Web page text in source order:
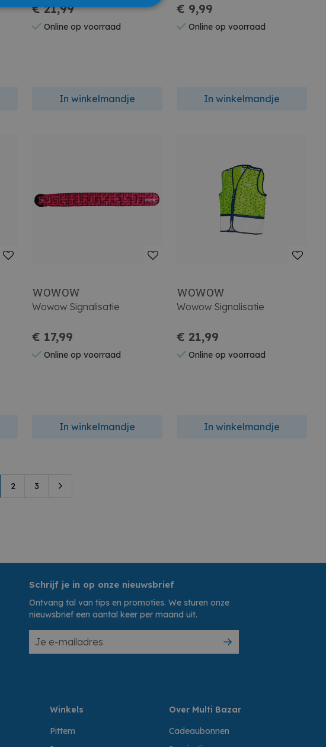
€ 21,99
Online op voorraad
In winkelmandje
€ 9,99
Online op voorraad
In winkelmandje
WOWOW
Wowow Signalisatie
€ 17,99
Online op voorraad
In winkelmandje
WOWOW
Wowow Signalisatie
€ 21,99
Online op voorraad
In winkelmandje
2 3
Schrijf je in op onze nieuwsbrief
Ontvang tal van tips en promoties. We sturen onze
nieuwsbrief een aantal keer per maand uit.
Winkels
Pittem
Over Multi Bazar
Cadeaubonnen